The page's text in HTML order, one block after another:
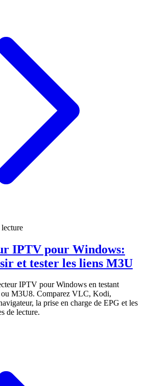
IPTV pour Windows:
et tester les liens M3U
IPTV pour Windows en testant
M3U8. Comparez VLC, Kodi,
la prise en charge de EPG et les
de lecture.